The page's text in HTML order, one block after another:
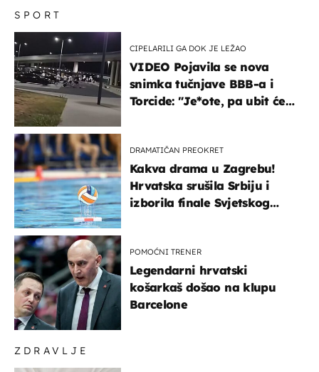
ZDRAVLJE
SPORT
CIPELARILI GA DOK JE LEŽAO
VIDEO Pojavila se nova
snimka tučnjave BBB-a i
Torcide: "Je*ote, pa ubit će
DRAMATIČAN PREOKRET
Kakva drama u Zagrebu!
Hrvatska srušila Srbiju i
izborila finale Svjetskog
POMOĆNI TRENER
Legendarni hrvatski
košarkaš došao na klupu
Barcelone